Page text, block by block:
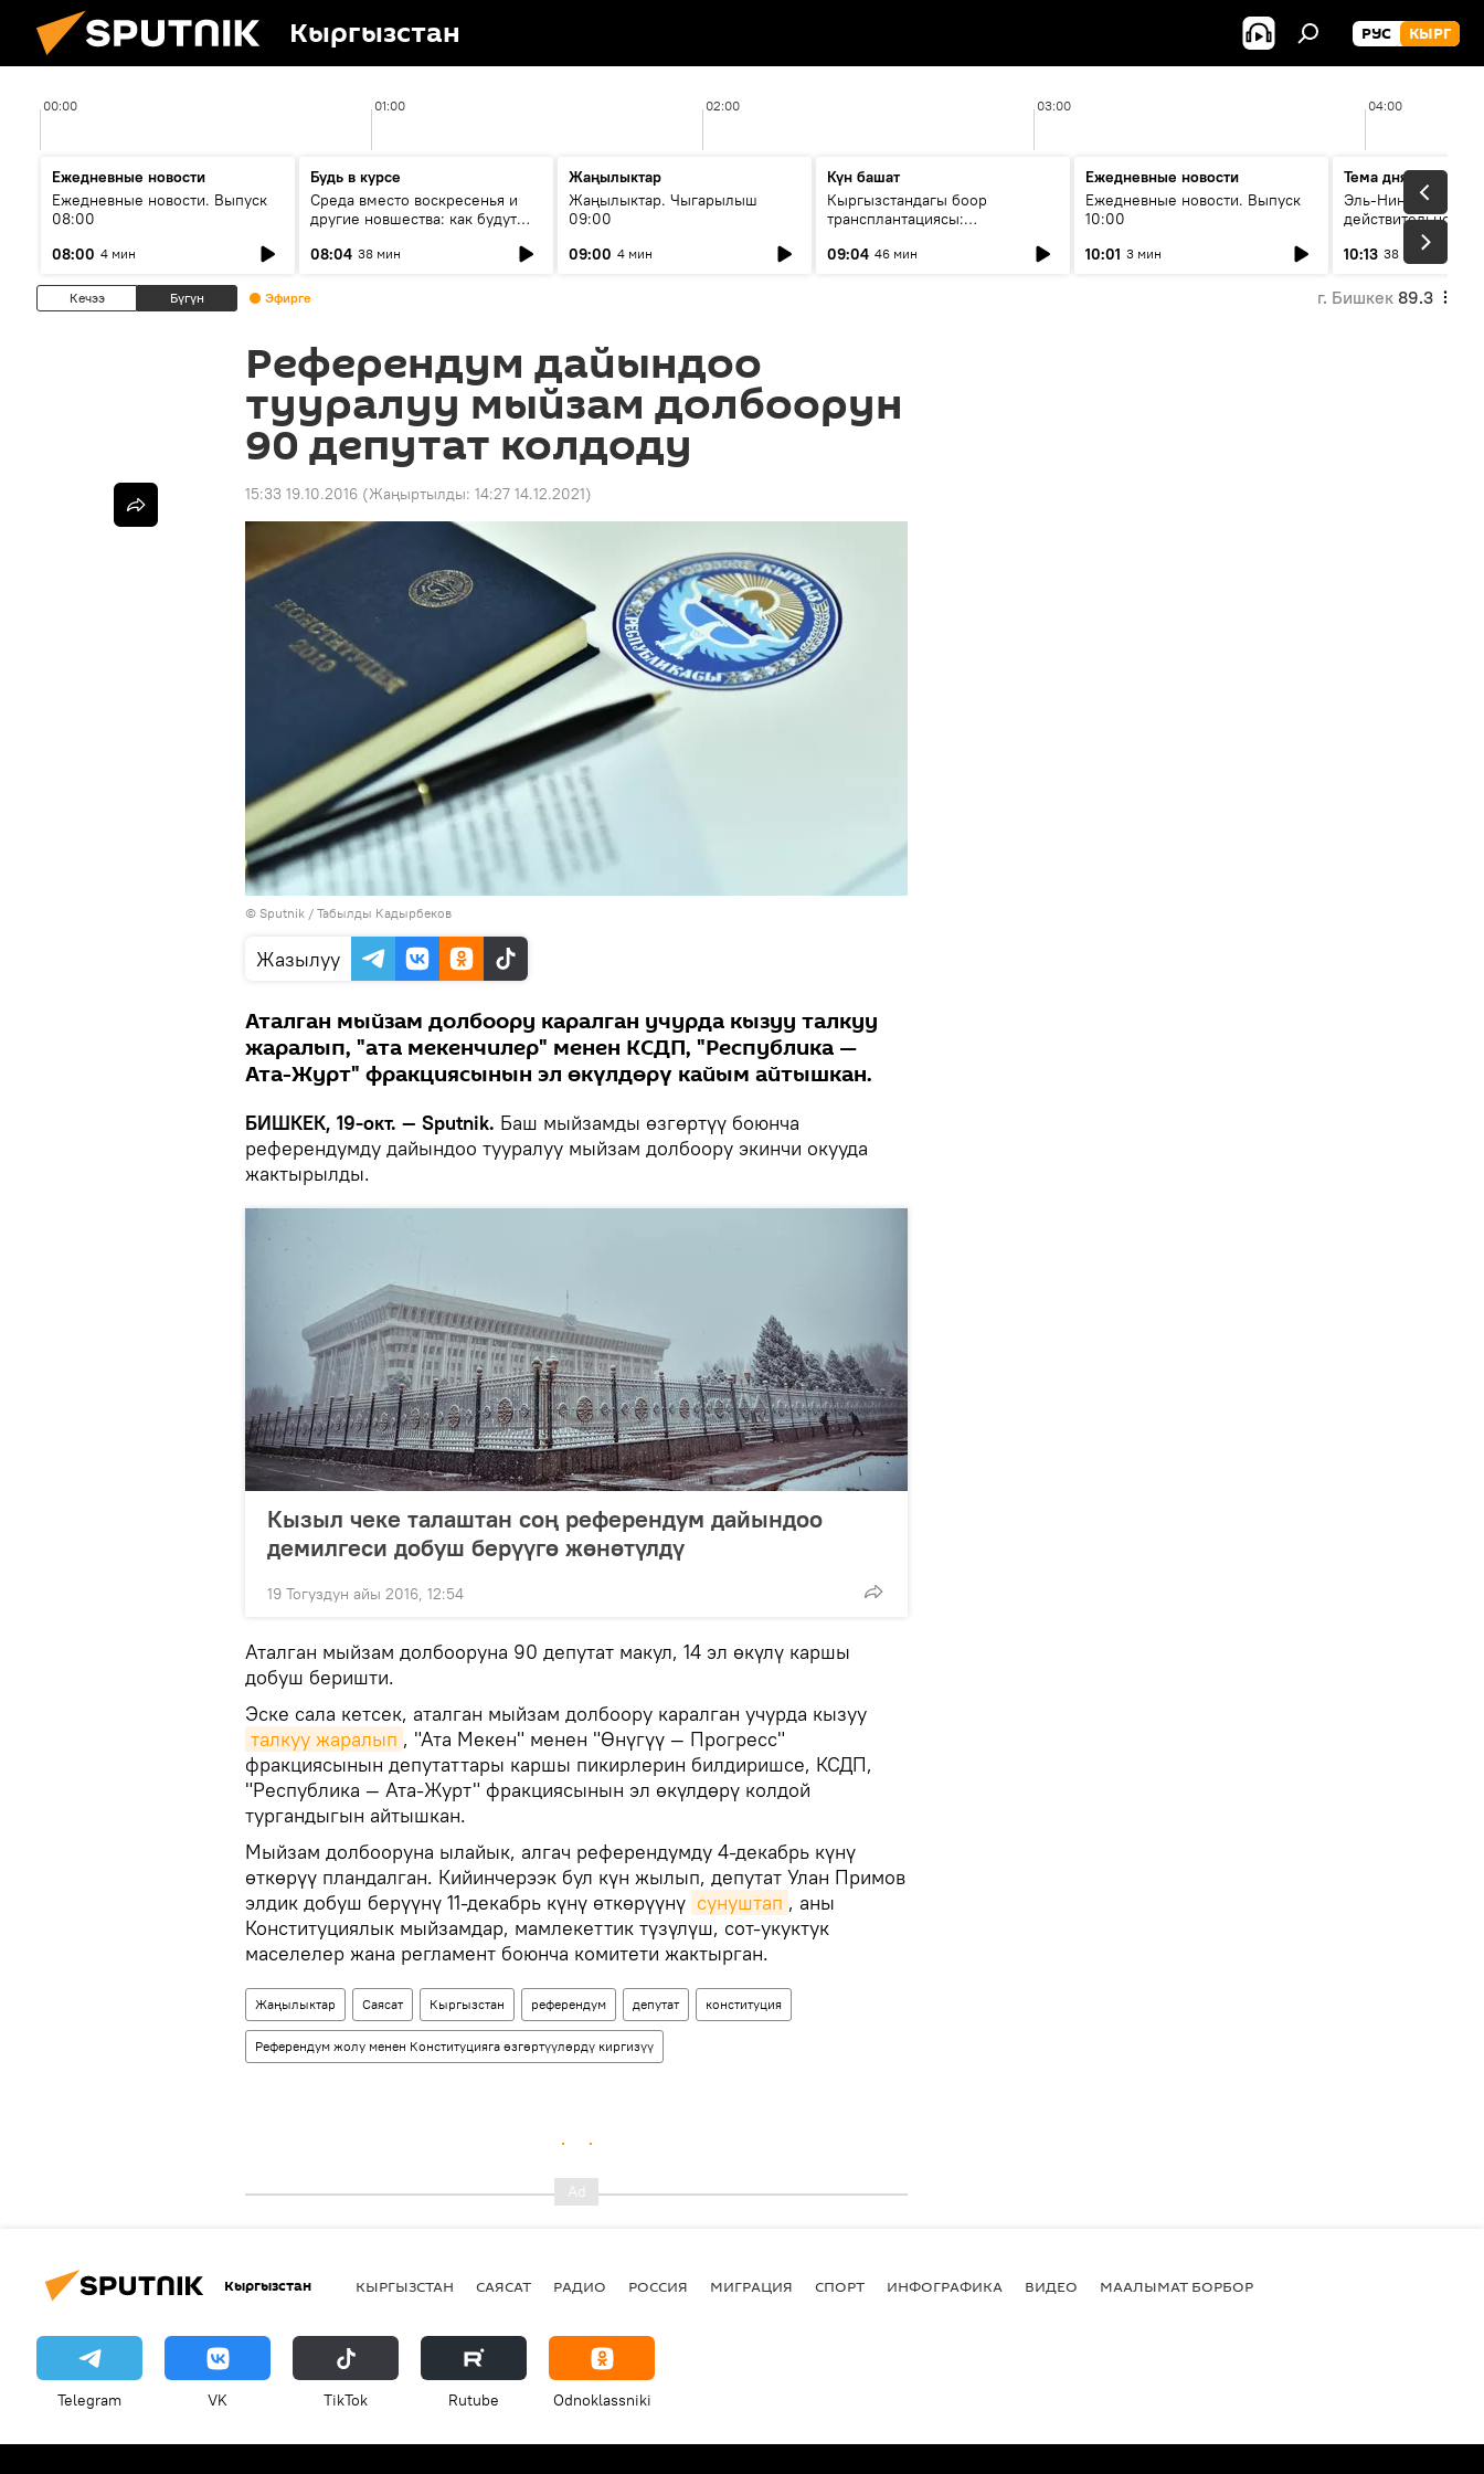
Кыргызстан РУС КЫРГ
00:00 01:00 02:00 03:00 04:00
Ежедневные новости
Ежедневные новости. Выпуск
08:00
08:00 4 мин
Будь в курсе
Среда вместо воскресенья и
другие новшества: как будут
08:04 38 мин
Жаңылыктар
Жаңылыктар. Чыгарылыш
09:00
09:00 4 мин
Күн башат
Кыргызстандагы боор
трансплантациясы:
келечеги
09:04 46 мин
Ежедневные новости
Ежедневные новости. Выпуск
10:00
10:01 3 мин
Тема дня
Эль-Ниньо, жара и
действительно
погоду в
10:13 38 мин
Кечээ Бүгүн Эфирге г. Бишкек 89.3
Референдум дайындоо
тууралуу мыйзам долбоорун
90 депутат колдоду
15:33 19.10.2016 (Жаңыртылды: 14:27 14.12.2021)
© Sputnik / Табылды Кадырбеков
Жазылуу
Аталган мыйзам долбоору каралган учурда кызуу талкуу
жаралып, "ата мекенчилер" менен КСДП, "Республика —
Ата-Журт" фракциясынын эл өкүлдөрү кайым айтышкан.
БИШКЕК, 19-окт. — Sputnik. Баш мыйзамды өзгөртүү боюнча
референдумду дайындоо тууралуу мыйзам долбоору экинчи окууда
жактырылды.
Кызыл чеке талаштан соң референдум дайындоо
демилгеси добуш берүүгө жөнөтүлдү
19 Тогуздун айы 2016, 12:54
Аталган мыйзам долбооруна 90 депутат макул, 14 эл өкүлү каршы
добуш беришти.
Эске сала кетсек, аталган мыйзам долбоору каралган учурда кызуу
талкуу жаралып , "Ата Мекен" менен "Өнүгүү — Прогресс"
фракциясынын депутаттары каршы пикирлерин билдиришсе, КСДП,
"Республика — Ата-Журт" фракциясынын эл өкүлдөрү колдой
тургандыгын айтышкан.
Мыйзам долбооруна ылайык, алгач референдумду 4-декабрь күнү
өткөрүү пландалган. Кийинчерээк бул күн жылып, депутат Улан Примов
элдик добуш берүүнү 11-декабрь күнү өткөрүүнү сунуштап , аны
Конституциялык мыйзамдар, мамлекеттик түзүлүш, сот-укуктук
маселелер жана регламент боюнча комитети жактырган.
Жаңылыктар Саясат Кыргызстан референдум депутат конституция
Референдум жолу менен Конституцияга өзгөртүүлөрдү киргизүү
Кыргызстан КЫРГЫЗСТАН САЯСАТ РАДИО РОССИЯ МИГРАЦИЯ СПОРТ ИНФОГРАФИКА ВИДЕО МААЛЫМАТ БОРБОР
Telegram VK ТikТоk Rutube Odnoklassniki